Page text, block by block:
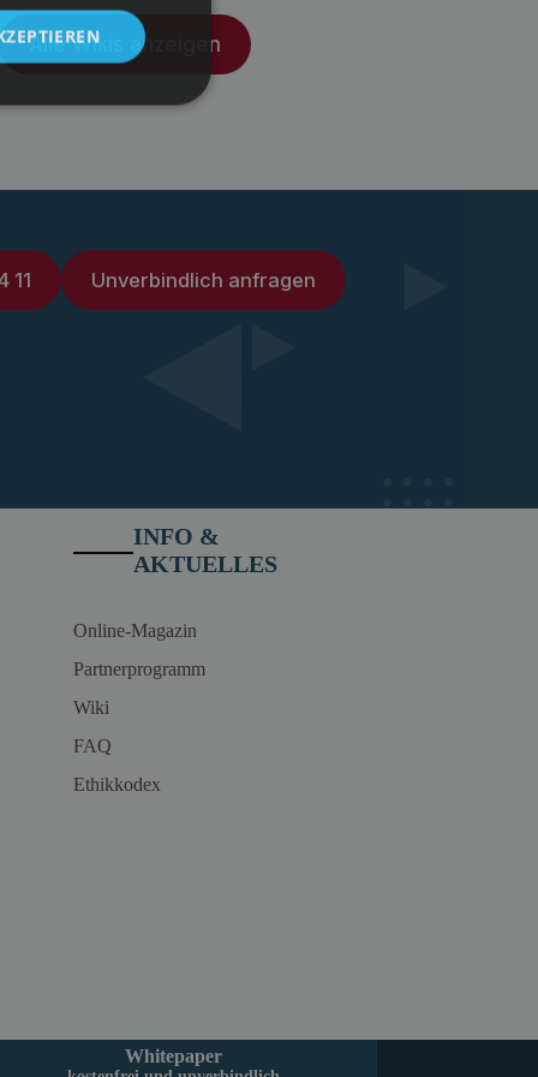
Alle Wikis anzeigen
11 Unverbindlich anfragen
INFO &
AKTUELLES
Online-Magazin
Partnerprogramm
Wiki
FAQ
Ethikkodex
Whitepaper